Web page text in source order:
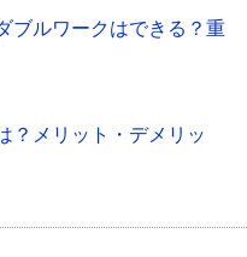
ブルワークはできる？重
？メリット・デメリッ